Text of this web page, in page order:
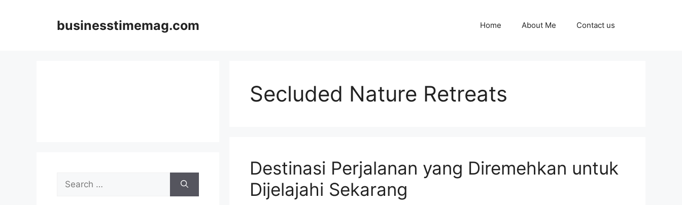
businesstimemag.com Home About Me Contact us
Secluded Nature Retreats
Destinasi Perjalanan yang Diremehkan untuk
Dijelajahi Sekarang
Search
for: